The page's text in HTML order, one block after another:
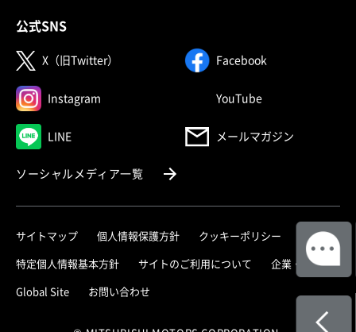
公式SNS
X（旧Twitter） （別ウィンドウで開く）Facebook（別ウィンドウ
Instagram （別ウィンドウで開く）YouTube（別ウィンドウで
LINE（別ウィンドウで開く） メールマガジン
ソーシャルメディア一覧（別ウィンドウで開く）
サイトマップ 個人情報保護方針 クッキーポリシー
特定個人情報基本方針 サイトのご利用について 企業・IR（別ウィ
Global Site（別ウィンドウで開く）
お問い合わせ